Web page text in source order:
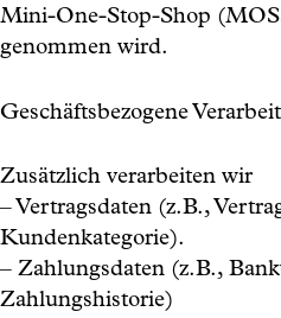
Mini-One-Stop-Shop
genommen wird.
Geschäftsbezogene
Zusätzlich verarbeiten wir
– Vertragsdaten (z.B.,
Kundenkategorie).
– Zahlungsdaten (z.B.,
Zahlungshistorie)